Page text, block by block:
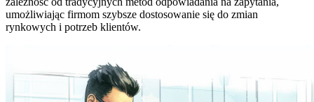
umożliwiając firmom szybsze dostosowanie się do zmian
rynkowych i potrzeb klientów.